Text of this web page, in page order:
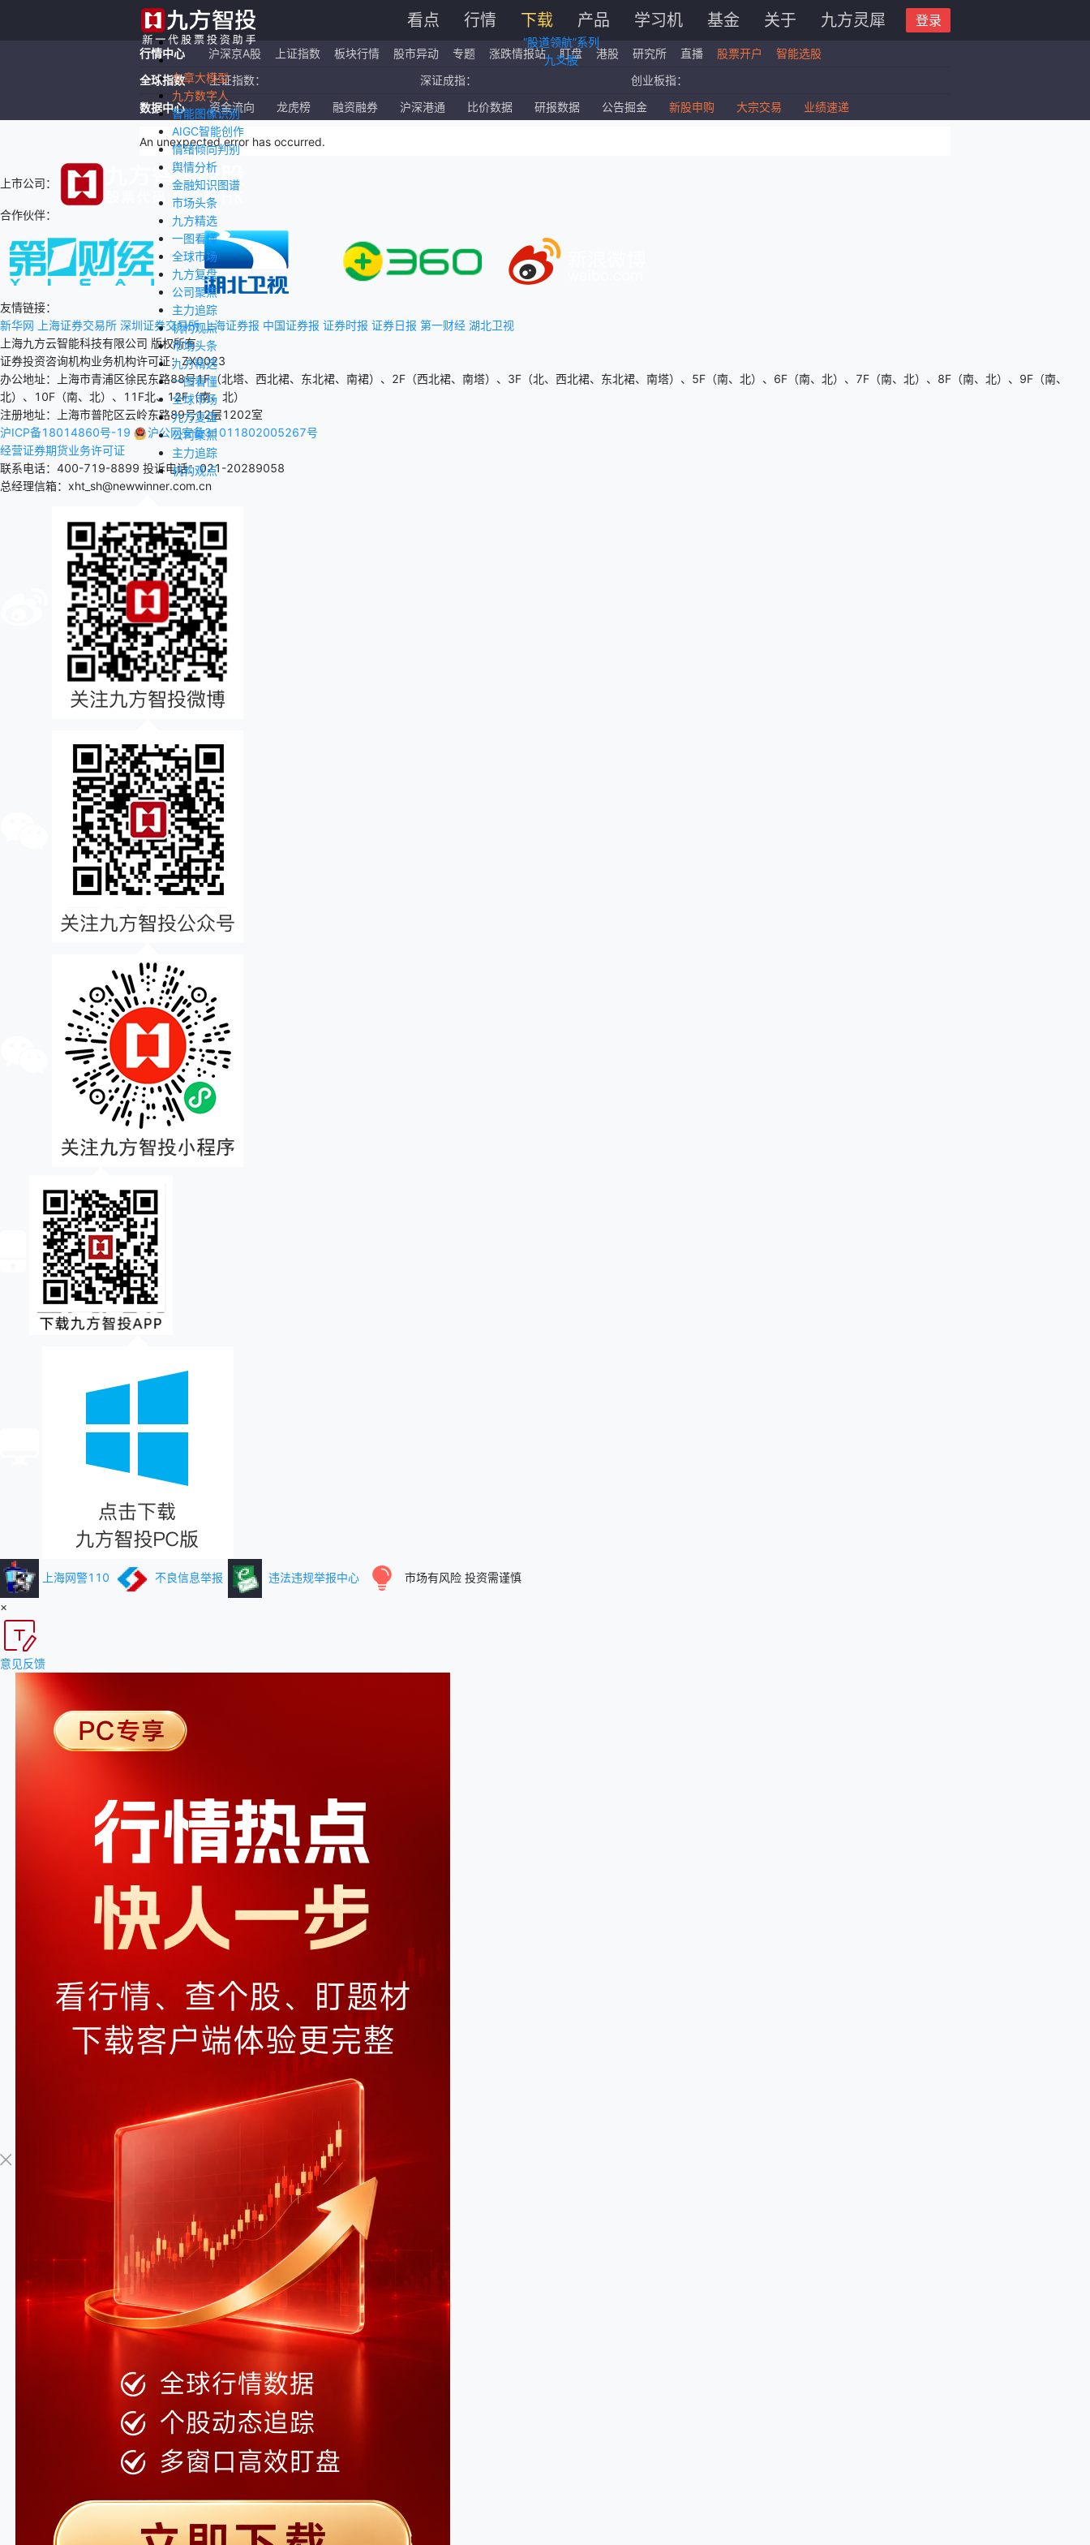
看点 行情 下载 产品 学习机 基金 关于 九方灵犀 登录
“股道领航”系列
九爻股
九章大模型
九方数字人
智能图像识别
AIGC智能创作
情绪倾向判别
舆情分析
金融知识图谱
市场头条
九方精选
一图看懂
全球市场
九方复盘
公司聚焦
主力追踪
机构观点
市场头条
九方精选
一图看懂
全球市场
九方复盘
公司聚焦
主力追踪
机构观点
行情中心 沪深京A股 上证指数 板块行情 股市异动 专题 涨跌情报站 盯盘 港股 研究所 直播 股票开户
智能选股
全球指数
上证指数： 深证成指：
创业板指：
恒生指数：
国企指数：
红筹指数：
纳斯达克ETF：
数据中心 资金流向 龙虎榜 融资融券 沪深港通 比价数据 研报数据 公告掘金 新股申购 大宗交易 业绩速递
An unexpected error has occurred.
上市公司：
合作伙伴：
友情链接：
新华网
上海证券交易所 深圳证券交易所 上海证券报 中国证券报 证券时报 证券日报 第一财经 湖北卫视
上海九方云智能科技有限公司 版权所有
证券投资咨询机构业务机构许可证：ZX0023
办公地址：上海市青浦区徐民东路88号1F（北塔、西北裙、东北裙、南裙）、2F（西北裙、南塔）、3F（北、西北裙、东北裙、南塔）、5F（南、北）、6F（南、北）、7F（南、北）、8F（南、北）、9F（南、
北）、10F（南、北）、11F北、12F（南、北）
注册地址：上海市普陀区云岭东路89号12层1202室
沪ICP备18014860号-19
沪公网安备31011802005267号
经营证券期货业务许可证
联系电话：400-719-8899 投诉电话：021-20289058
总经理信箱：xht_sh@newwinner.com.cn
上海网警110 不良信息举报 违法违规举报中心 市场有风险 投资需谨慎
×
意见反馈